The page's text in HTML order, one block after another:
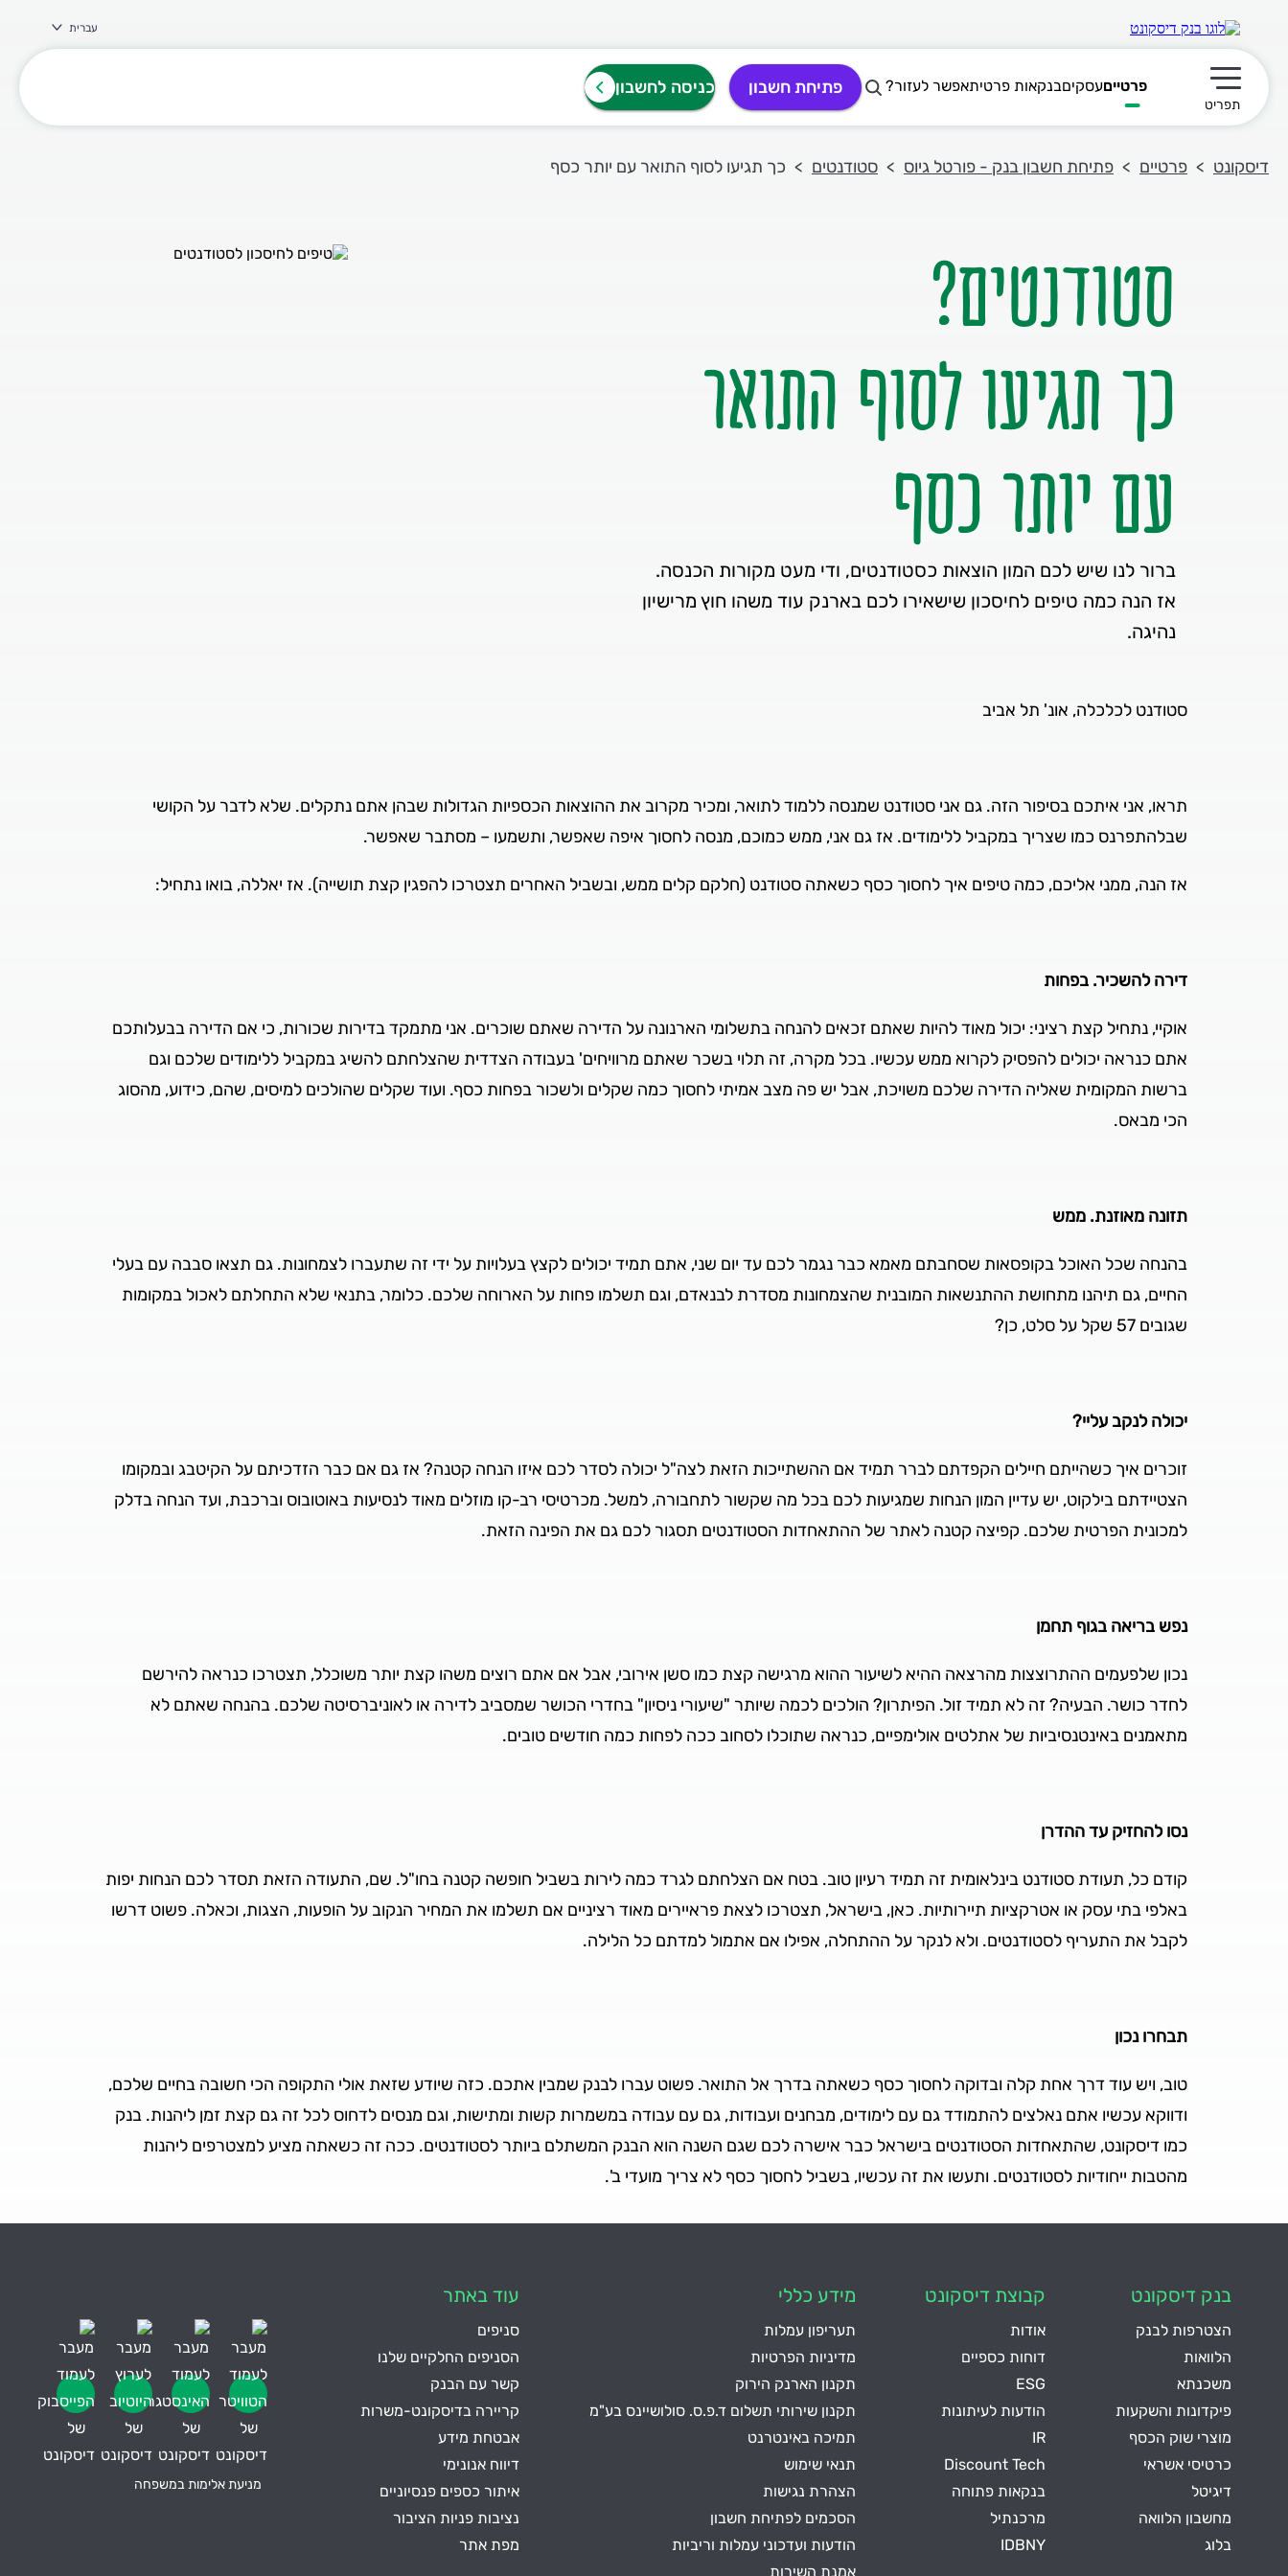
עברית
תפריט ראשי
תפריט
פרטייםעסקיםבנקאות פרטיתאפשר לעזור? פתיחת חשבון כניסה לחשבון
דיסקונט פרטיים פתיחת חשבון בנק - פורטל גיוס סטודנטים כך תגיעו לסוף התואר עם יותר כסף
עם יותר כסף
אז הנה כמה טיפים לחיסכון שישאירו לכם בארנק עוד משהו חוץ מרישיון
נהיגה.
סטודנט לכלכלה, אונ' תל אביב
תראו, אני איתכם בסיפור הזה. גם אני סטודנט שמנסה ללמוד לתואר, ומכיר מקרוב את ההוצאות הכספיות הגדולות שבהן אתם נתקלים. שלא לדבר על הקושי
שבלהתפרנס כמו שצריך במקביל ללימודים. אז גם אני, ממש כמוכם, מנסה לחסוך איפה שאפשר, ותשמעו – מסתבר שאפשר.
אז הנה, ממני אליכם, כמה טיפים איך לחסוך כסף כשאתה סטודנט (חלקם קלים ממש, ובשביל האחרים תצטרכו להפגין קצת תושייה). אז יאללה, בואו נתחיל:
דירה להשכיר. בפחות
אוקיי, נתחיל קצת רציני: יכול מאוד להיות שאתם זכאים להנחה בתשלומי הארנונה על הדירה שאתם שוכרים. אני מתמקד בדירות שכורות, כי אם הדירה בבעלותכם
אתם כנראה יכולים להפסיק לקרוא ממש עכשיו. בכל מקרה, זה תלוי בשכר שאתם מרוויחים' בעבודה הצדדית שהצלחתם להשיג במקביל ללימודים שלכם וגם
ברשות המקומית שאליה הדירה שלכם משויכת, אבל יש פה מצב אמיתי לחסוך כמה שקלים ולשכור בפחות כסף. ועוד שקלים שהולכים למיסים, שהם, כידוע, מהסוג
הכי מבאס.
תזונה מאוזנת. ממש
בהנחה שכל האוכל בקופסאות שסחבתם מאמא כבר נגמר לכם עד יום שני, אתם תמיד יכולים לקצץ בעלויות על ידי זה שתעברו לצמחונות. גם תצאו סבבה עם בעלי
החיים, גם תיהנו מתחושת ההתנשאות המובנית שהצמחונות מסדרת לבנאדם, וגם תשלמו פחות על הארוחה שלכם. כלומר, בתנאי שלא התחלתם לאכול במקומות
שגובים 57 שקל על סלט, כן?
יכולה לנקב עליי?
זוכרים איך כשהייתם חיילים הקפדתם לברר תמיד אם ההשתייכות הזאת לצה"ל יכולה לסדר לכם איזו הנחה קטנה? אז גם אם כבר הזדכיתם על הקיטבג ובמקומו
הצטיידתם בילקוט, יש עדיין המון הנחות שמגיעות לכם בכל מה שקשור לתחבורה, למשל. מכרטיסי רב-קו מוזלים מאוד לנסיעות באוטובוס וברכבת, ועד הנחה בדלק
למכונית הפרטית שלכם. קפיצה קטנה לאתר של ההתאחדות הסטודנטים תסגור לכם גם את הפינה הזאת.
נפש בריאה בגוף תחמן
נכון שלפעמים ההתרוצצות מהרצאה ההיא לשיעור ההוא מרגישה קצת כמו סשן אירובי, אבל אם אתם רוצים משהו קצת יותר משוכלל, תצטרכו כנראה להירשם
לחדר כושר. הבעיה? זה לא תמיד זול. הפיתרון? הולכים לכמה שיותר "שיעורי ניסיון" בחדרי הכושר שמסביב לדירה או לאוניברסיטה שלכם. בהנחה שאתם לא
מתאמנים באינטנסיביות של אתלטים אולימפיים, כנראה שתוכלו לסחוב ככה לפחות כמה חודשים טובים.
נסו להחזיק עד ההדרן
קודם כל, תעודת סטודנט בינלאומית זה תמיד רעיון טוב. בטח אם הצלחתם לגרד כמה לירות בשביל חופשה קטנה בחו"ל. שם, התעודה הזאת תסדר לכם הנחות יפות
באלפי בתי עסק או אטרקציות תיירותיות. כאן, בישראל, תצטרכו לצאת פראיירים מאוד רציניים אם תשלמו את המחיר הנקוב על הופעות, הצגות, וכאלה. פשוט דרשו
לקבל את התעריף לסטודנטים. ולא לנקר על ההתחלה, אפילו אם אתמול למדתם כל הלילה.
תבחרו נכון
טוב, ויש עוד דרך אחת קלה ובדוקה לחסוך כסף כשאתה בדרך אל התואר. פשוט עברו לבנק שמבין אתכם. כזה שיודע שזאת אולי התקופה הכי חשובה בחיים שלכם,
ודווקא עכשיו אתם נאלצים להתמודד גם עם לימודים, מבחנים ועבודות, גם עם עבודה במשמרות קשות ומתישות, וגם מנסים לדחוס לכל זה גם קצת זמן ליהנות. בנק
כמו דיסקונט, שהתאחדות הסטודנטים בישראל כבר אישרה לכם שגם השנה הוא הבנק המשתלם ביותר לסטודנטים. ככה זה כשאתה מציע למצטרפים ליהנות
מהטבות ייחודיות לסטודנטים. ותעשו את זה עכשיו, בשביל לחסוך כסף לא צריך מועדי ב'.
בנק דיסקונט
הצטרפות לבנק
הלוואות
משכנתא
פיקדונות והשקעות
מוצרי שוק הכסף
כרטיסי אשראי
דיגיטל
מחשבון הלוואה
בלוג
קבוצת דיסקונט
אודות
דוחות כספיים
ESG
הודעות לעיתונות
IR
Discount Tech
בנקאות פתוחה
מרכנתיל
IDBNY
מידע כללי
תעריפון עמלות
מדיניות הפרטיות
תקנון הארנק הירוק
תקנון שירותי תשלום ד.פ.ס. סולושיינס בע"מ
תמיכה באינטרנט
תנאי שימוש
הצהרת נגישות
הסכמים לפתיחת חשבון
הודעות ועדכוני עמלות וריביות
אמנת השירות
עוד באתר
סניפים
הסניפים החלקיים שלנו
קשר עם הבנק
קריירה בדיסקונט-משרות
אבטחת מידע
דיווח אנונימי
איתור כספים פנסיוניים
נציבות פניות הציבור
מפת אתר
מניעת אלימות במשפחה